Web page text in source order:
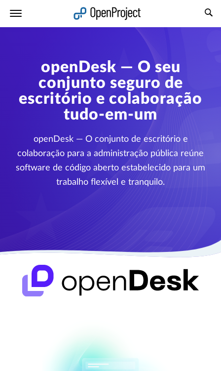
openDesk — O seu
conjunto seguro de
escritório e colaboração
tudo-em-um
openDesk — O conjunto de escritório e
colaboração para a administração pública reúne
software de código aberto estabelecido para um
trabalho flexível e tranquilo.
Abrir a ligação num novo separador